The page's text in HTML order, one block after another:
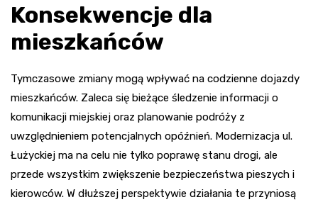
Konsekwencje dla
mieszkańców
Tymczasowe zmiany mogą wpływać na codzienne dojazdy
mieszkańców. Zaleca się bieżące śledzenie informacji o
komunikacji miejskiej oraz planowanie podróży z
uwzględnieniem potencjalnych opóźnień. Modernizacja ul.
Łużyckiej ma na celu nie tylko poprawę stanu drogi, ale
przede wszystkim zwiększenie bezpieczeństwa pieszych i
kierowców. W dłuższej perspektywie działania te przyniosą